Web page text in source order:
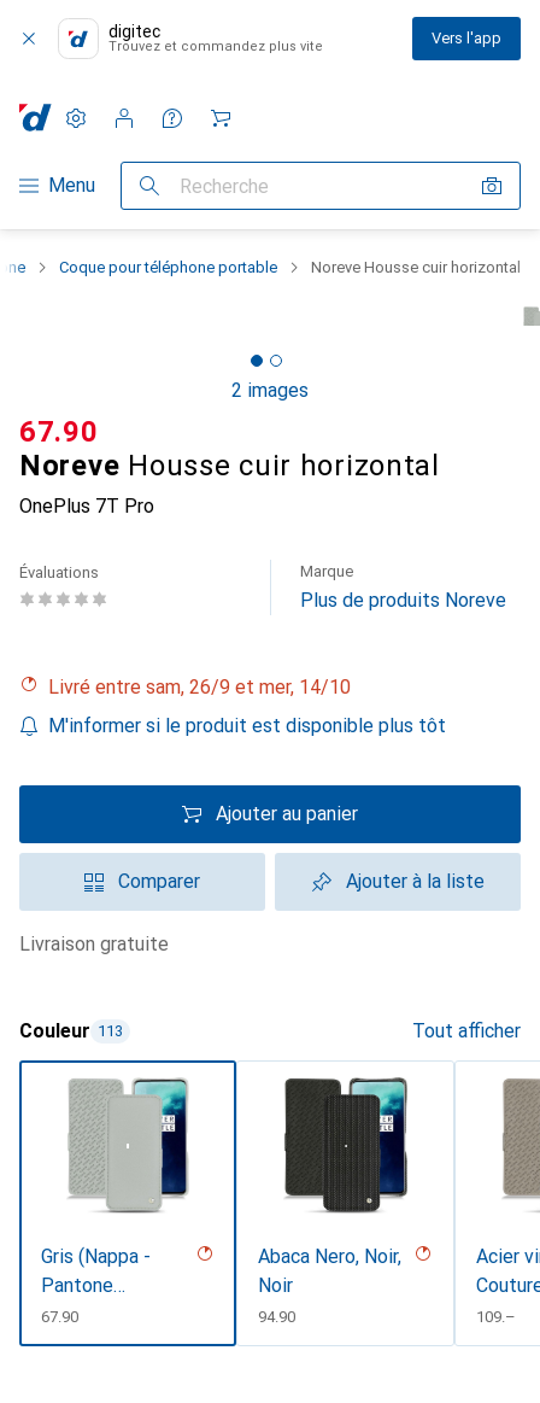
digitec
Trouvez et commandez plus vite Vers l'app
Navigation par catégorie
Menu Recherche
Paramètres
Compte client
Listes de comparaison
Listes d'envies
Panier
Coque pour téléphone portable Noreve Housse cuir horizontal
2 images
Noreve Housse cuir horizontal
OnePlus 7T Pro
CHF
67.90
Évaluations Marque
Plus de produits Noreve
Livré entre sam, 26/9 et mer, 14/10
M'informer si le produit est disponible plus tôt
Ajouter au panier
Comparer Ajouter à la liste
livraison gratuite
Couleur 113 Tout afficher
Gris (Nappa -
Pantone
#c1c6c8)
CHF
67.90
Abaca Nero, Noir,
Noir
CHF
94.90
Acier
CHF
109.–